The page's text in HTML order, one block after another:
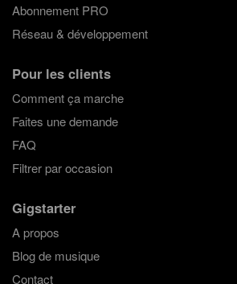
Abonnement PRO
Réseau & développement
Pour les clients
Comment ça marche
Faites une demande
FAQ
Filtrer par occasion
Gigstarter
A propos
Blog de musique
Contact